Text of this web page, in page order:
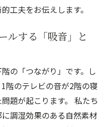
工夫をお伝えします。
ルする「吸音」と
の「つながり」です。し
階のテレビの音が2階の寝
題が起こります。 私たち
調湿効果のある自然素材